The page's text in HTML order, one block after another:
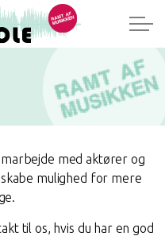
med aktører og
mulighed for mere
til os, hvis du har en god